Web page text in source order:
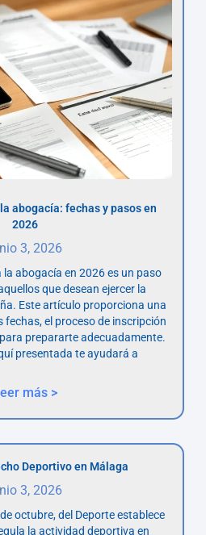
abogacía: fechas y pasos en
2026
3, 2026
la abogacía en 2026 es un paso
que desean ejercer la
Este artículo proporciona una
el proceso de inscripción
prepararte adecuadamente.
presentada te ayudará a
más >
Deportivo en Málaga
3, 2026
octubre, del Deporte establece
la actividad deportiva en